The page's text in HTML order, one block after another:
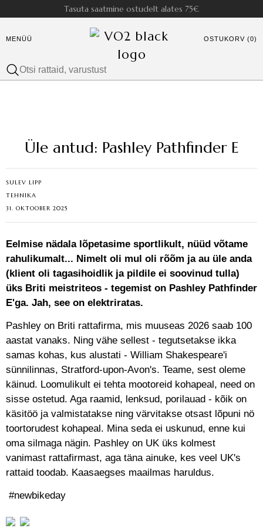
Tasuta saatmine ostudelt alates 75€
MENÜÜ OSTUKORV (0)
Üle antud: Pashley Pathfinder E
SULEV LIPP
TEHNIKA
31. OKTOOBER 2025
Eelmise nädala lõpetasime sportlikult, nüüd võtame
rahulikumalt... Nimelt oli mul oli rõõm ja au üle anda
(klient oli tagasihoidlik ja pildile ei soovinud tulla)
üks Briti meistriteos - tegemist on Pashley Pathfinder
E'ga. Jah, see on elektriratas.
Pashley on Briti rattafirma, mis muuseas 2026 saab 100
aastat vanaks. Ning vähe sellest - tegutsetakse ikka
samas kohas, kus alustati - William Shakespeare'i
sünnilinnas, Stratford-upon-Avon's. Teame, sest oleme
käinud. Loomulikult ei tehta mootoreid kohapeal, need on
sisse ostetud. Aga raamid, lenksud, porilauad - kõik on
käsitöö ja valmistatakse ning värvitakse otsast lõpuni nö
toortorudest kohapeal. Mina seda ei uskunud, enne kui
oma silmaga nägin. Pashley on UK üks kolmest
vanimast rattafirmast, aga täna ainuke, kes veel UK's
rattaid toodab. Kaasaegses maailmas haruldus.
#newbikeday